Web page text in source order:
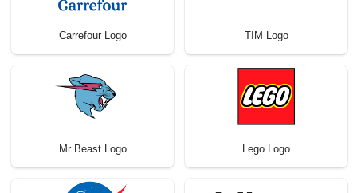
Carrefour Logo TIM Logo
Mr Beast Logo Lego Logo